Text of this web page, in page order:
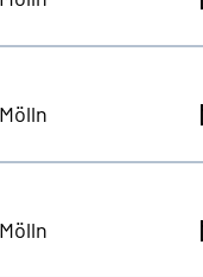
Mölln
Mölln